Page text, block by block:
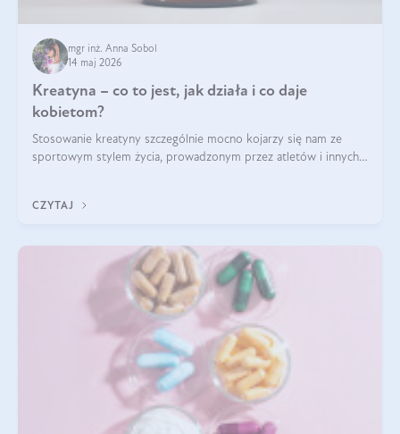
mgr inż. Anna Sobol
14 maj 2026
Kreatyna – co to jest, jak działa i co daje
kobietom?
Stosowanie kreatyny szczególnie mocno kojarzy się nam ze
sportowym stylem życia, prowadzonym przez atletów i innych
zwiększa masę
CZYTAJ